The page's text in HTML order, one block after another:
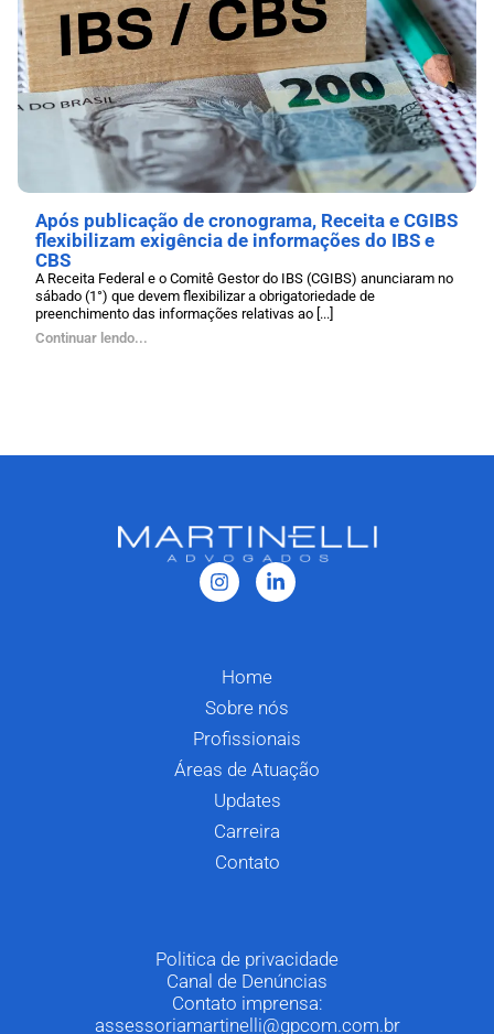
Após publicação de cronograma, Receita e CGIBS
flexibilizam exigência de informações do IBS e
CBS
A Receita Federal e o Comitê Gestor do IBS (CGIBS) anunciaram no
sábado (1°) que devem flexibilizar a obrigatoriedade de
preenchimento das informações relativas ao [...]
Continuar lendo...
Home
Sobre nós
Profissionais
Áreas de Atuação
Updates
Carreira
Contato
Politica de privacidade
Canal de Denúncias
Contato imprensa:
assessoriamartinelli@gpcom.com.br